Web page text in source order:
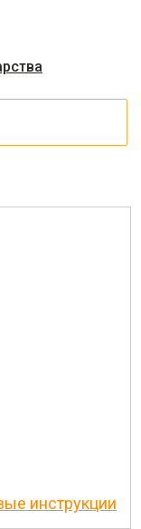
инструкции